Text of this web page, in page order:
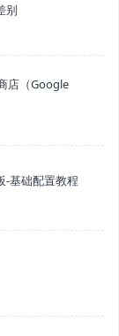
别
店（Google
-基础配置教程